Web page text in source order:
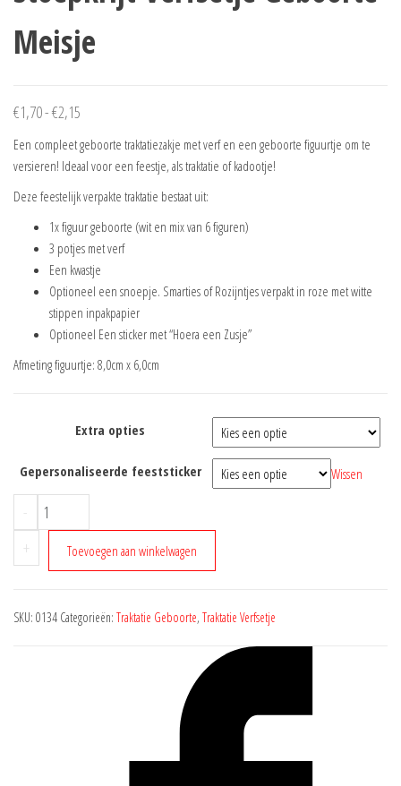
Meisje
€1,70-€2,15
€1,70
tot
Een compleet geboorte traktatiezakje met verf en een geboorte figuurtje om te
versieren! Ideaal voor een feestje, als traktatie of kadootje!
Deze feestelijk verpakte traktatie bestaat uit:
1x figuur geboorte (wit en mix van 6 figuren)
3 potjes met verf
Een kwastje
Optioneel een snoepje. Smarties of Rozijntjes verpakt in roze met witte
stippen inpakpapier
Optioneel Een sticker met “Hoera een Zusje”
Afmeting figuurtje: 8,0cm x 6,0cm
Extra opties
Gepersonaliseerde feeststicker Wissen
-
Stoepkrijt
Verfsetje
Geboorte
Meisje
+ Toevoegen aan winkelwagen
SKU: 0134 Categorieën: Traktatie Geboorte, Traktatie Verfsetje